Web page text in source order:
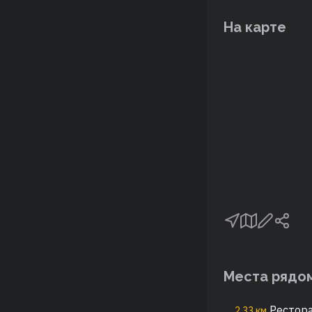
На карте
Места